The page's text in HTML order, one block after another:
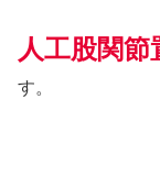
人工股関
す。